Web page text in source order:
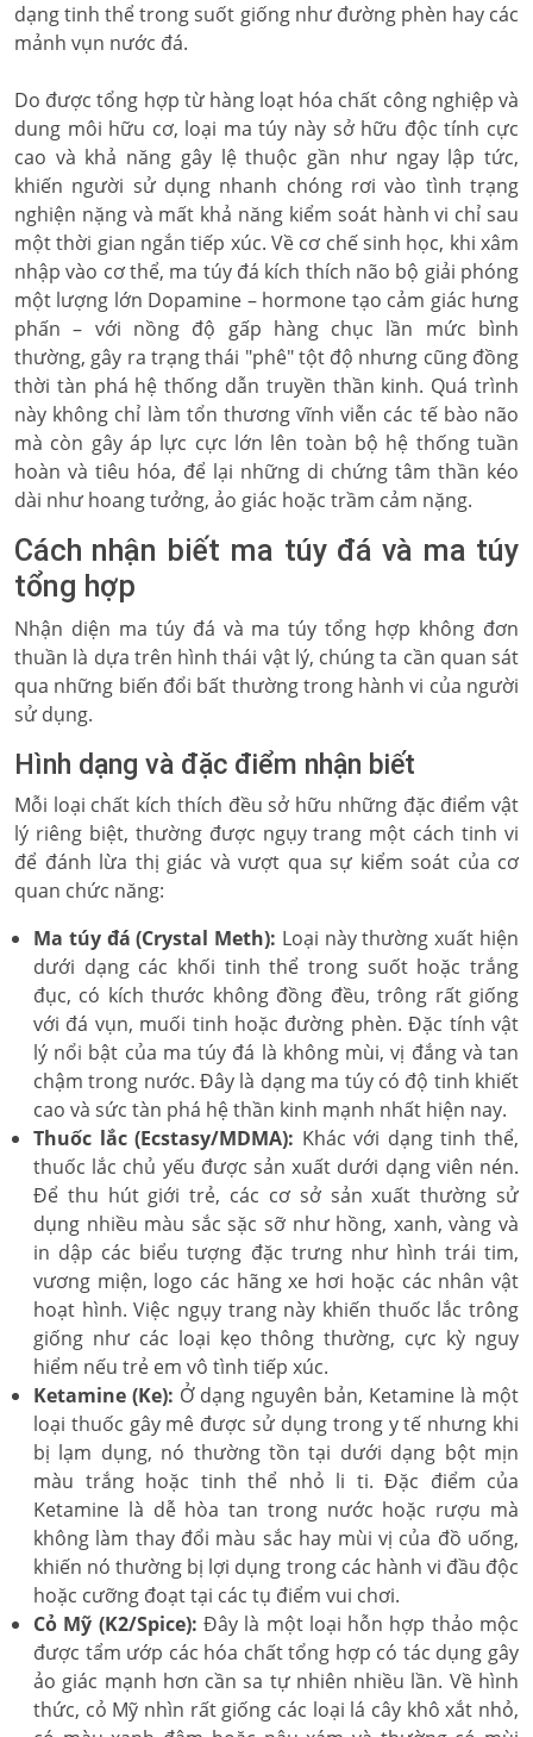
dạng tinh thể trong suốt giống như đường phèn hay các
mảnh vụn nước đá.
Do được tổng hợp từ hàng loạt hóa chất công nghiệp và
dung môi hữu cơ, loại ma túy này sở hữu độc tính cực
cao và khả năng gây lệ thuộc gần như ngay lập tức,
khiến người sử dụng nhanh chóng rơi vào tình trạng
nghiện nặng và mất khả năng kiểm soát hành vi chỉ sau
một thời gian ngắn tiếp xúc. Về cơ chế sinh học, khi xâm
nhập vào cơ thể, ma túy đá kích thích não bộ giải phóng
một lượng lớn Dopamine – hormone tạo cảm giác hưng
phấn – với nồng độ gấp hàng chục lần mức bình
thường, gây ra trạng thái "phê" tột độ nhưng cũng đồng
thời tàn phá hệ thống dẫn truyền thần kinh. Quá trình
này không chỉ làm tổn thương vĩnh viễn các tế bào não
mà còn gây áp lực cực lớn lên toàn bộ hệ thống tuần
hoàn và tiêu hóa, để lại những di chứng tâm thần kéo
dài như hoang tưởng, ảo giác hoặc trầm cảm nặng.
Cách nhận biết ma túy đá và ma túy
tổng hợp
Nhận diện ma túy đá và ma túy tổng hợp không đơn
thuần là dựa trên hình thái vật lý, chúng ta cần quan sát
qua những biến đổi bất thường trong hành vi của người
sử dụng.
Hình dạng và đặc điểm nhận biết
Mỗi loại chất kích thích đều sở hữu những đặc điểm vật
lý riêng biệt, thường được ngụy trang một cách tinh vi
để đánh lừa thị giác và vượt qua sự kiểm soát của cơ
quan chức năng:
Ma túy đá (Crystal Meth): Loại này thường xuất hiện
dưới dạng các khối tinh thể trong suốt hoặc trắng
đục, có kích thước không đồng đều, trông rất giống
với đá vụn, muối tinh hoặc đường phèn. Đặc tính vật
lý nổi bật của ma túy đá là không mùi, vị đắng và tan
chậm trong nước. Đây là dạng ma túy có độ tinh khiết
cao và sức tàn phá hệ thần kinh mạnh nhất hiện nay.
Thuốc lắc (Ecstasy/MDMA): Khác với dạng tinh thể,
thuốc lắc chủ yếu được sản xuất dưới dạng viên nén.
Để thu hút giới trẻ, các cơ sở sản xuất thường sử
dụng nhiều màu sắc sặc sỡ như hồng, xanh, vàng và
in dập các biểu tượng đặc trưng như hình trái tim,
vương miện, logo các hãng xe hơi hoặc các nhân vật
hoạt hình. Việc ngụy trang này khiến thuốc lắc trông
giống như các loại kẹo thông thường, cực kỳ nguy
hiểm nếu trẻ em vô tình tiếp xúc.
Ketamine (Ke): Ở dạng nguyên bản, Ketamine là một
loại thuốc gây mê được sử dụng trong y tế nhưng khi
bị lạm dụng, nó thường tồn tại dưới dạng bột mịn
màu trắng hoặc tinh thể nhỏ li ti. Đặc điểm của
Ketamine là dễ hòa tan trong nước hoặc rượu mà
không làm thay đổi màu sắc hay mùi vị của đồ uống,
khiến nó thường bị lợi dụng trong các hành vi đầu độc
hoặc cưỡng đoạt tại các tụ điểm vui chơi.
Cỏ Mỹ (K2/Spice): Đây là một loại hỗn hợp thảo mộc
được tẩm ướp các hóa chất tổng hợp có tác dụng gây
ảo giác mạnh hơn cần sa tự nhiên nhiều lần. Về hình
thức, cỏ Mỹ nhìn rất giống các loại lá cây khô xắt nhỏ,